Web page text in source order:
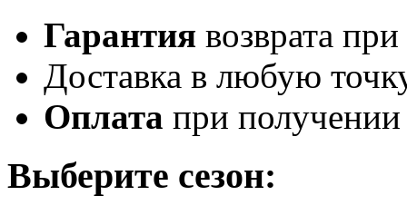
Гарантия возврата
Доставка в любую
Оплата при получении
Выберите сезон: